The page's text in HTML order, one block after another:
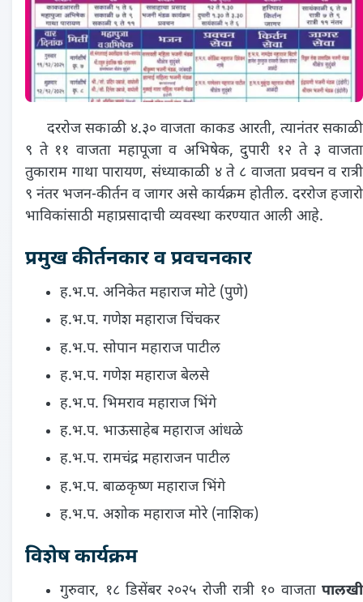
दररोज सकाळी ४.३० वाजता काकड आरती, त्यानंतर सकाळी
९ ते ११ वाजता महापूजा व अभिषेक, दुपारी १२ ते ३ वाजता
तुकाराम गाथा पारायण, संध्याकाळी ४ ते ८ वाजता प्रवचन व रात्री
९ नंतर भजन-कीर्तन व जागर असे कार्यक्रम होतील. दररोज हजारो
भाविकांसाठी महाप्रसादाची व्यवस्था करण्यात आली आहे.
प्रमुख कीर्तनकार व प्रवचनकार
ह.भ.प. अनिकेत महाराज मोटे (पुणे)
ह.भ.प. गणेश महाराज चिंचकर
ह.भ.प. सोपान महाराज पाटील
ह.भ.प. गणेश महाराज बेलसे
ह.भ.प. भिमराव महाराज भिंगे
ह.भ.प. भाऊसाहेब महाराज आंधळे
ह.भ.प. रामचंद्र महाराजन पाटील
ह.भ.प. बाळकृष्ण महाराज भिंगे
ह.भ.प. अशोक महाराज मोरे (नाशिक)
विशेष कार्यक्रम
गुरुवार, १८ डिसेंबर २०२५ रोजी रात्री १० वाजता पालखी